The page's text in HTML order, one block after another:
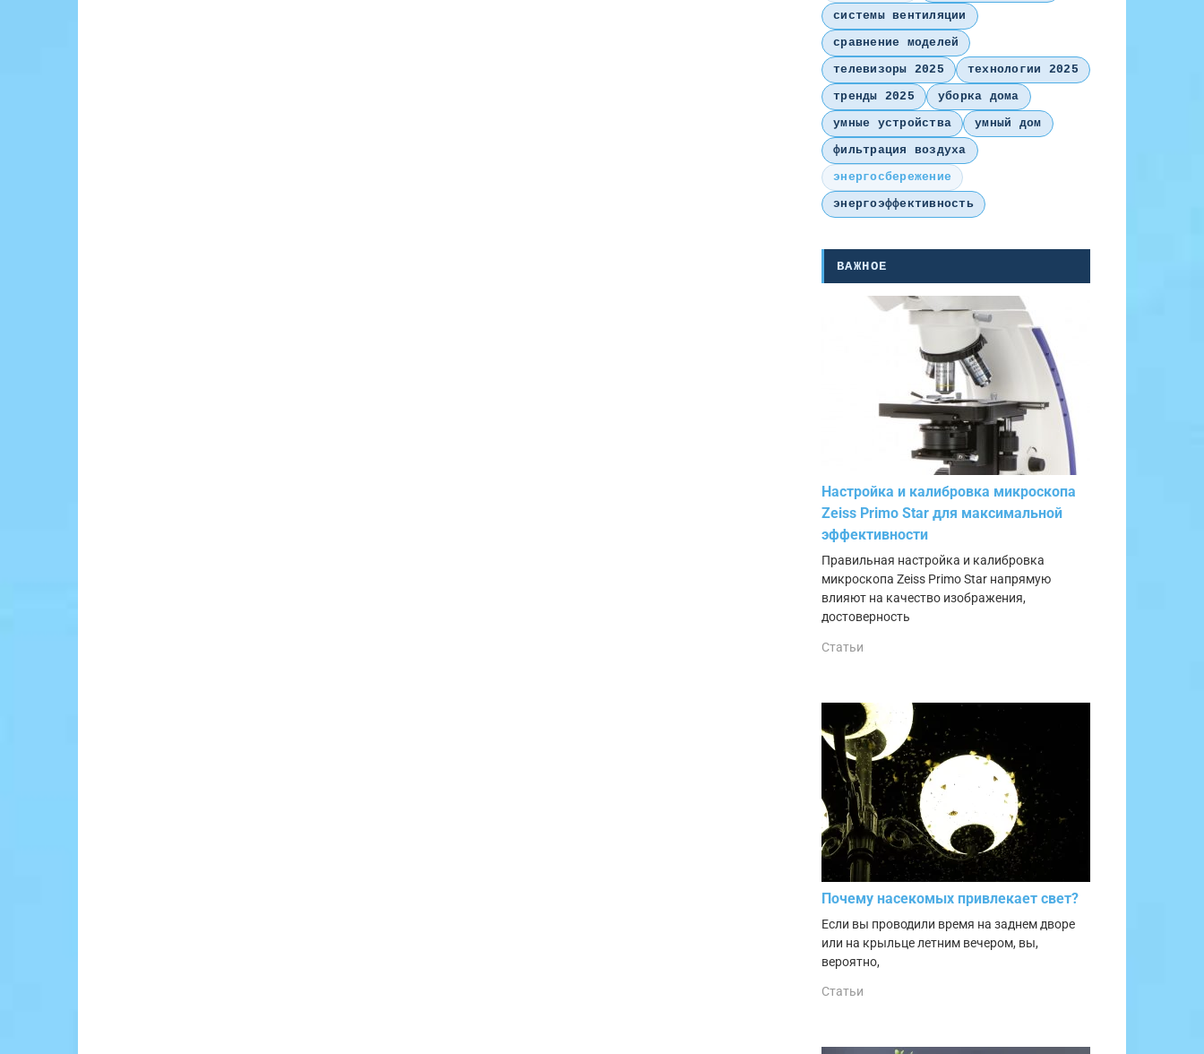
системы вентиляции
сравнение моделей
телевизоры 2025
технологии 2025
тренды 2025
уборка дома
умные устройства
умный дом
фильтрация воздуха
энергосбережение
энергоэффективность
ВАЖНОЕ
Настройка и калибровка микроскопа
Zeiss Primo Star для максимальной
эффективности
Правильная настройка и калибровка
микроскопа Zeiss Primo Star напрямую
влияют на качество изображения,
достоверность
Статьи
Почему насекомых привлекает свет?
Если вы проводили время на заднем дворе
или на крыльце летним вечером, вы,
вероятно,
Статьи